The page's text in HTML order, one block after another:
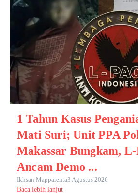
1 Tahun Kasus
Mati Suri; Unit PPA
Makassar Bungkam,
Ancam Demo ...
Ikhsan Mapparenta3 Agustus 2026
Baca lebih lanjut